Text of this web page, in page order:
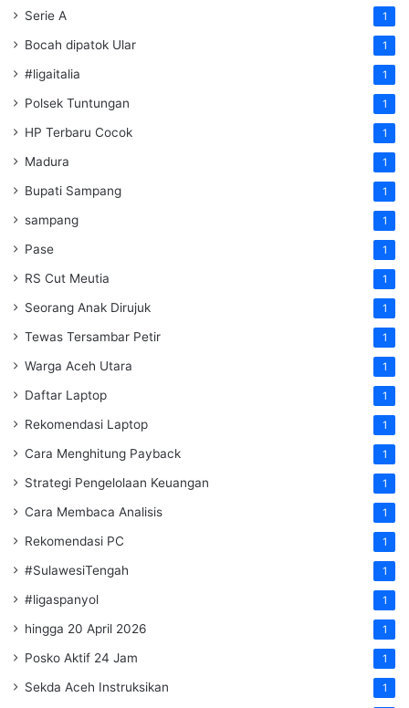
Serie A 1
Bocah dipatok Ular 1
#ligaitalia 1
Polsek Tuntungan 1
HP Terbaru Cocok 1
Madura 1
Bupati Sampang 1
sampang 1
Pase 1
RS Cut Meutia 1
Seorang Anak Dirujuk 1
Tewas Tersambar Petir 1
Warga Aceh Utara 1
Daftar Laptop 1
Rekomendasi Laptop 1
Cara Menghitung Payback 1
Strategi Pengelolaan Keuangan 1
Cara Membaca Analisis 1
Rekomendasi PC 1
#SulawesiTengah 1
#ligaspanyol 1
hingga 20 April 2026 1
Posko Aktif 24 Jam 1
Sekda Aceh Instruksikan 1